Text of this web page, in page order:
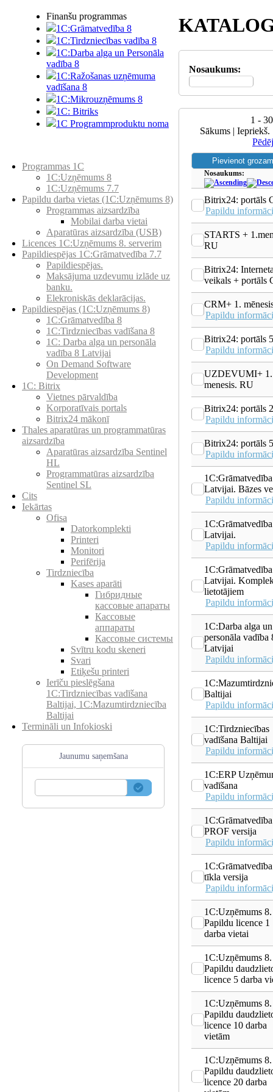
Finanšu programmas
1C:Grāmatvedība 8
1C:Tirdzniecības vadība 8
1C:Darba alga un Personāla
vadība 8
1C:Ražošanas uzņēmuma
vadīšana 8
1С:Мikrouzņēmums 8
1C: Bitriks
1C Programmproduktu noma
Programmas 1C
1C:Uzņēmums 8
1C:Uzņēmums 7.7
Papildu darba vietas (1C:Uzņēmums 8)
Programmas aizsardzība
Mobilai darba vietai
Aparatūras aizsardzība (USB)
Licences 1C:Uzņēmums 8. serverim
Papildiespējas 1C:Grāmatvedība 7.7
Papildiespējas.
Maksājuma uzdevumu izlāde uz
banku.
Elekroniskās deklarācijas.
Papildiespējas (1C:Uzņēmums 8)
1C:Grāmatvedība 8
1C:Tirdzniecības vadīšana 8
1С: Darba alga un personāla
vadība 8 Latvijai
On Demand Software
Development
1C: Bitrix
Vietnes pārvaldība
Korporatīvais portals
Bitrix24 mākonī
Thales aparatūras un programmatūras
aizsardzība
Aparatūras aizsardzība Sentinel
HL
Programmatūras aizsardzība
Sentinel SL
Cits
Iekārtas
Ofisa
Datorkomplekti
Printeri
Monitori
Perifērija
Tirdzniecība
Kases aparāti
Гибридные
кассовые апараты
Кассовые
аппараты
Кассовые системы
Svītru kodu skeneri
Svari
Etiķešu printeri
Ierīču pieslēgšana
1C:Tirdzniecības vadīšana
Baltijai, 1C:Mazumtirdzniecība
Baltijai
Termināli un Infokioski
Jaunumu saņemšana
Nosaukums:
1 -
Sākums |
Nosaukums:
Bitrix24: portāls
Papildu
STARTS +
RU
Bitrix24:
veikals + portāls
CRM+ 1.
Papildu
Bitrix24: portāls
Papildu
UZDEVUMI+ 1.
menesis. RU
Bitrix24: portāls
Papildu
Bitrix24: portāls
Papildu
Latvijai. Bāzes
Papildu
Latvijai.
Papildu
Latvijai.
lietotājiem
Papildu
1C:Darba alga un
personāla vadība
Latvijai
Papildu
Baltijai
Papildu
1C:Tirdzniecības
vadīšana Baltijai
Papildu
1C:ERP
vadīšana
Papildu
PROF versija
Papildu
tīkla versija
Papildu
1C:Uzņēmums 8.
Papildu licence 1
darba vietai
1C:Uzņēmums 8.
Papildu
licence 5 darba
1C:Uzņēmums 8.
Papildu
licence 10 darba
vietām
1C:Uzņēmums 8.
Papildu
licence 20 darba